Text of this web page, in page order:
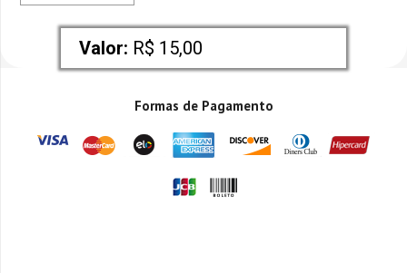
Valor: R$ 15,00
Formas de Pagamento